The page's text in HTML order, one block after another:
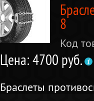
8
Код
Цена: 4700 руб.
Браслеты